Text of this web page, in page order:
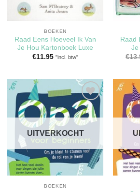
BOEKEN
Raad Eens Hoeveel Ik Van
Je Hou Kartonboek Luxe
€11.95 "incl. btw"
Raad
Je
€
Toevoegen
aan
verlanglijst
UITVERKOCHT
BOEKEN